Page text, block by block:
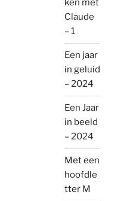
ken met
Claude
– 1
Een jaar
in geluid
– 2024
Een Jaar
in beeld
– 2024
Met een
hoofdle
tter M